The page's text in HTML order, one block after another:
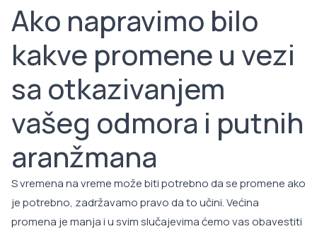
Ako napravimo bilo
kakve promene u vezi
sa otkazivanjem
vašeg odmora i putnih
aranžmana
S vremena na vreme može biti potrebno da se promene ako
je potrebno, zadržavamo pravo da to učini. Većina
promena je manja i u svim slučajevima ćemo vas obavestiti